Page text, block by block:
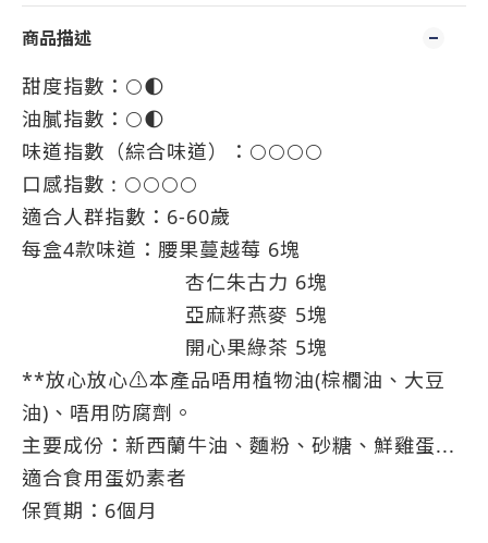
商品描述
甜度指數：🌕🌓
油膩指數：🌕🌓
味道指數（綜合味道）：🌕🌕🌕🌕
口感指數 : 🌕🌕🌕🌕
適合人群指數：6-60歲
每盒4款味道：腰果蔓越莓 6塊
杏仁朱古力 6塊
亞麻籽燕麥 5塊
開心果綠茶 5塊
**放心放心⚠️本產品唔用植物油(棕櫚油、大豆
油)、唔用防腐劑。
主要成份：新西蘭牛油、麵粉、砂糖、鮮雞蛋...
適合食用蛋奶素者
保質期： 6個月